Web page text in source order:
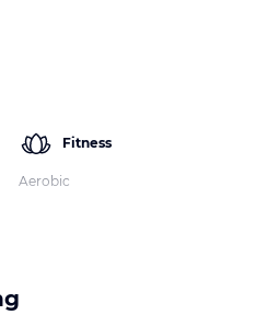
Fitness
Aerobic